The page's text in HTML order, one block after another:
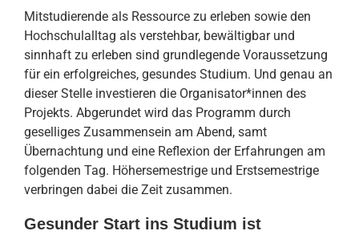
Mitstudierende als Ressource zu erleben sowie den
Hochschulalltag als verstehbar, bewältigbar und
sinnhaft zu erleben sind grundlegende Voraussetzung
für ein erfolgreiches, gesundes Studium. Und genau an
dieser Stelle investieren die Organisator*innen des
Projekts. Abgerundet wird das Programm durch
geselliges Zusammensein am Abend, samt
Übernachtung und eine Reflexion der Erfahrungen am
folgenden Tag. Höhersemestrige und Erstsemestrige
verbringen dabei die Zeit zusammen.
Gesunder Start ins Studium ist